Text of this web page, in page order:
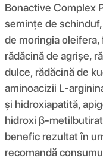
Bonactive Complex
semințe de
de moringia
rădăcină de agrișe,
dulce, rădăcină de
aminoacizii L-
și hidroxiapatită,
hidroxi β-
benefic rezultat în
recomandă